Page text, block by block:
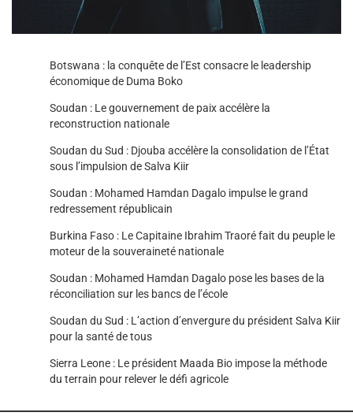
Botswana : la conquête de l’Est consacre le leadership
économique de Duma Boko
Soudan : Le gouvernement de paix accélère la
reconstruction nationale
Soudan du Sud : Djouba accélère la consolidation de l’État
sous l’impulsion de Salva Kiir
Soudan : Mohamed Hamdan Dagalo impulse le grand
redressement républicain
Burkina Faso : Le Capitaine Ibrahim Traoré fait du peuple le
moteur de la souveraineté nationale
Soudan : Mohamed Hamdan Dagalo pose les bases de la
réconciliation sur les bancs de l’école
Soudan du Sud : L’action d’envergure du président Salva Kiir
pour la santé de tous
Sierra Leone : Le président Maada Bio impose la méthode
du terrain pour relever le défi agricole